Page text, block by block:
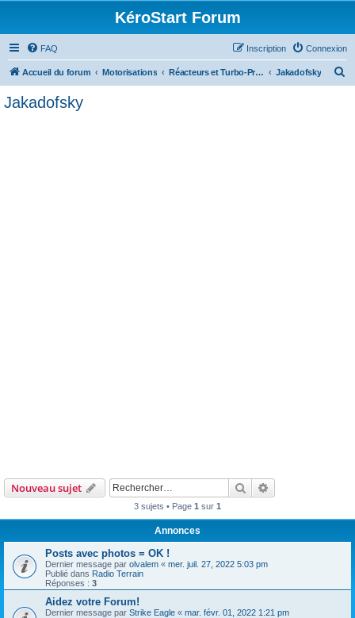
KéroStart Forum
FAQ Connexion
Inscription
Accueil du forum Motorisations Réacteurs et Turbo-Propulseurs Jakadofsky
Jakadofsky
Nouveau sujet Rechercher
3 sujets • Page 1 sur 1
Annonces
Posts avec photos = OK !
Dernier message par olvalem « mer. juil. 27, 2022 5:03 pm
Publié dans Radio Terrain
Réponses : 3
Aidez votre Forum!
Dernier message par Strike Eagle « mar. févr. 01, 2022 1:21 pm